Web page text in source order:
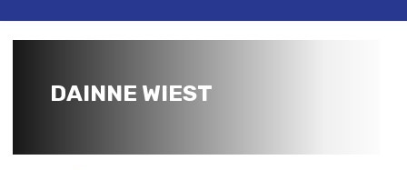
DAINNE WIEST